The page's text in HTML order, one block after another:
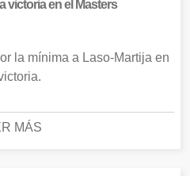
victoria en el Masters
la mínima a Laso-Martija en
MÁS